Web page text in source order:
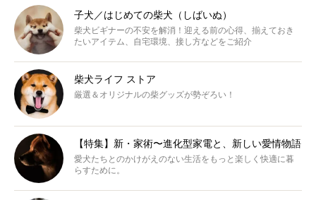
子犬／はじめての柴犬（しばいぬ）
柴犬ビギナーの不安を解消！迎える前の心得、揃えておき
たいアイテム、自宅環境、接し方などをご紹介
柴犬ライフ ストア
厳選＆オリジナルの柴グッズが勢ぞろい！
【特集】新・家術〜進化型家電と、新しい愛情物語
愛犬たちとのかけがえのない生活をもっと楽しく快適に暮
らすために。